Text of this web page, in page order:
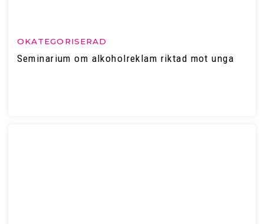
OKATEGORISERAD
Seminarium om alkoholreklam riktad mot unga